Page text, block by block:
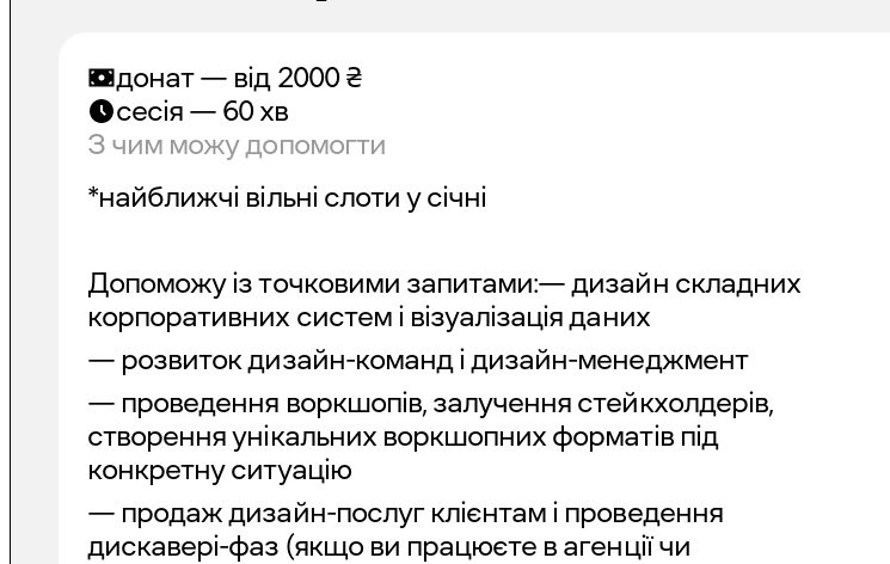
донат — від 2000₴
сесія — 60 хв
З чим можу допомогти
*найближчі вільні слоти у січні
Допоможу із точковими запитами:— дизайн складних
корпоративних систем і візуалізація даних
— розвиток дизайн-команд і дизайн-менеджмент
— проведення воркшопів, залучення стейкхолдерів,
створення унікальних воркшопних форматів під
конкретну ситуацію
— продаж дизайн-послуг клієнтам і проведення
дискавері-фаз (якщо ви працюєте в агенції чи